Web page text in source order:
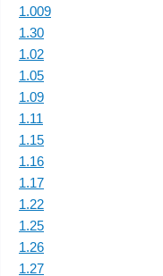
1.009
1.30
1.02
1.05
1.09
1.11
1.15
1.16
1.17
1.22
1.25
1.26
1.27